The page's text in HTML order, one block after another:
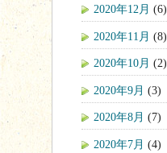
2020年12月 (6)
2020年11月 (8)
2020年10月 (2)
2020年9月 (3)
2020年8月 (7)
2020年7月 (4)